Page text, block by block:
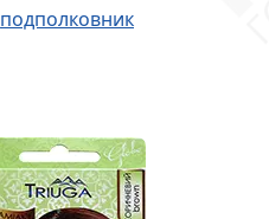
подполковник